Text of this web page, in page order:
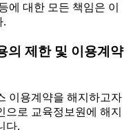
에 대한 모든 책임은 이
.
의 제한 및 이용계약
이용계약을 해지하고자
으로 교육정보원에 해지
다.